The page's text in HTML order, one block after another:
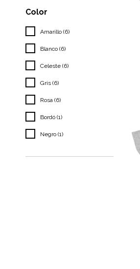
Color
Amarillo (6)
Blanco (6)
Celeste (6)
Gris (6)
Rosa (6)
Bordó (1)
Negro (1)